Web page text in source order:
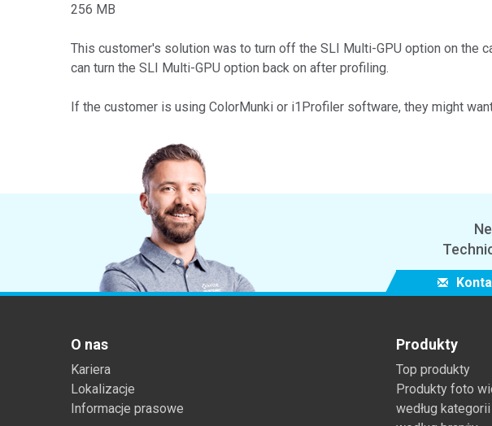
Cosmetic
256 MB
This customer's solution was to turn off the SLI Multi-GPU option on the
can turn the SLI Multi-GPU option back on after profiling.
If the customer is using ColorMunki or i1Profiler software, they might
O nas
Kariera
Lokalizacje
Informacje prasowe
Produkty
Top produkty
Produkty foto
według kategorii